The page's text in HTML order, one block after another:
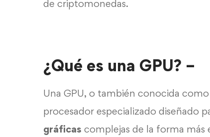
de criptomonedas.
¿Qué es una GPU? –
Una GPU, o también conocida
procesador especializado diseñado
gráficas complejas de la forma más